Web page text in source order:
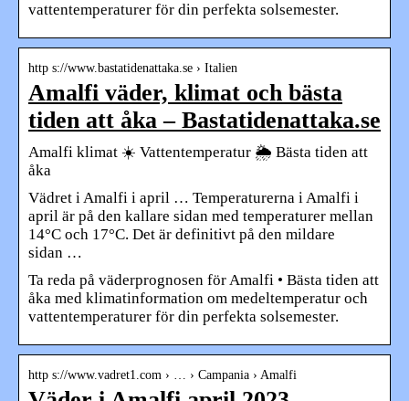
vattentemperaturer för din perfekta solsemester.
http s://www.bastatidenattaka.se › Italien
Amalfi väder, klimat och bästa
tiden att åka – Bastatidenattaka.se
Amalfi klimat ☀️ Vattentemperatur 🌦️ Bästa tiden att
åka
Vädret i Amalfi i april … Temperaturerna i Amalfi i
april är på den kallare sidan med temperaturer mellan
14°C och 17°C. Det är definitivt på den mildare
sidan …
Ta reda på väderprognosen för Amalfi • Bästa tiden att
åka med klimatinformation om medeltemperatur och
vattentemperaturer för din perfekta solsemester.
http s://www.vadret1.com › … › Campania › Amalfi